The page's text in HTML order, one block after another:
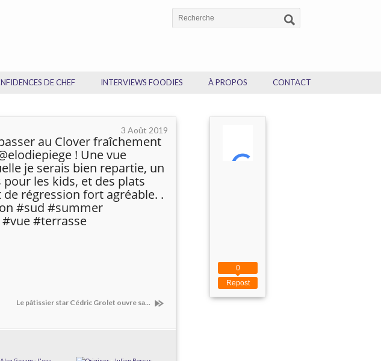
DE CHEF INTERVIEWS FOODIES À PROPOS CONTACT
3 Août 2019
au Clover fraîchement
! Une vue
je serais bien repartie, un
les kids, et des plats
régression fort agréable. .
#sud #summer
#terrasse
Le pâtissier star Cédric Grolet ouvre sa...
Repost
0